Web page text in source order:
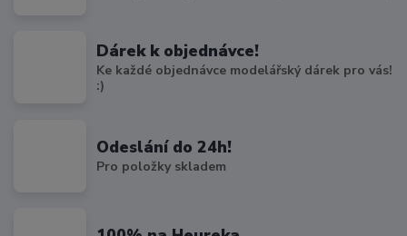
Dárek k objednávce!
Ke každé objednávce modelářský dárek pro vás!
:)
Odeslání do 24h!
Pro položky skladem